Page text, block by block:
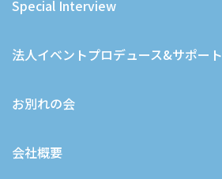
Special Interview
法人イベントプロデュース&サポート
お別れの会
会社概要